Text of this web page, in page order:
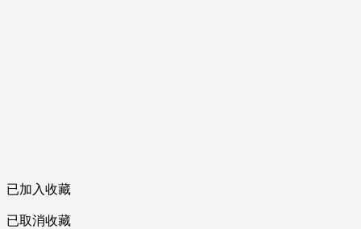
已加入收藏
已取消收藏